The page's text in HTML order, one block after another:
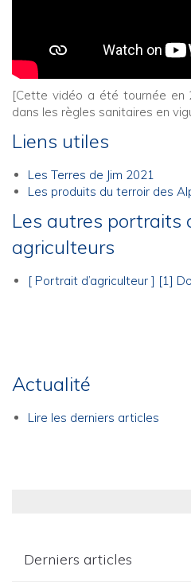
[Cette vidéo a été tournée
dans les règles sanitaires en
Liens utiles
Les Terres de Jim 2021
Les produits du terroir des
Les autres portraits
agriculteurs
[ Portrait d’agriculteur ] [1]
Actualité
Lire les derniers articles
Derniers articles